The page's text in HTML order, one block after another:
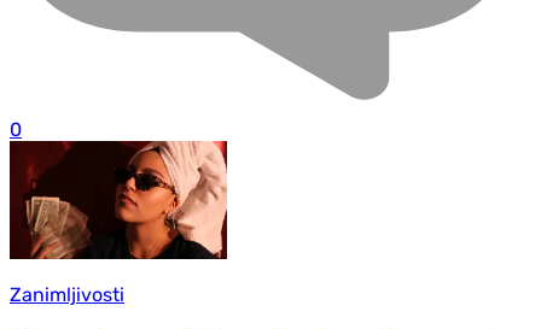
0
Zanimljivosti